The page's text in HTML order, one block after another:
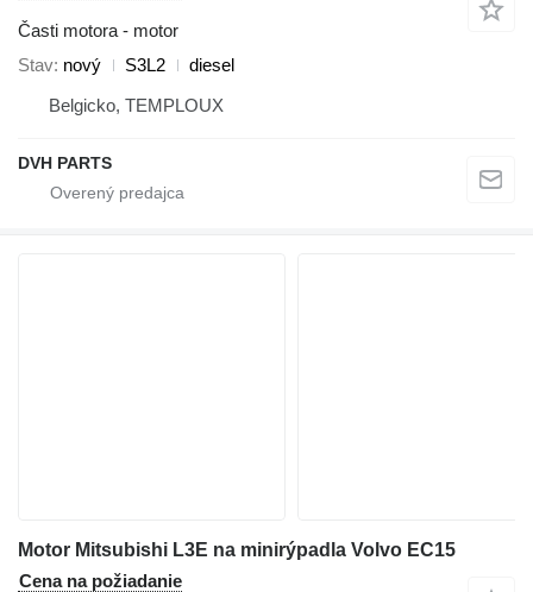
Časti motora - motor
Stav nový S3L2
diesel
Belgicko, TEMPLOUX
DVH PARTS
Motor Mitsubishi L3E na minirýpadla Volvo EC15
Cena na požiadanie